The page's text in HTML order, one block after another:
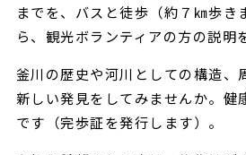
までを、バスと徒歩（約７㎞歩き
ら、観光ボランティアの方の説明
釜川の歴史や河川としての構造、
新しい発見をしてみませんか。健
です（完歩証を発行します）。